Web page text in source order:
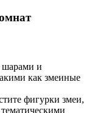
шарами и
как змеиные
фигурки змеи,